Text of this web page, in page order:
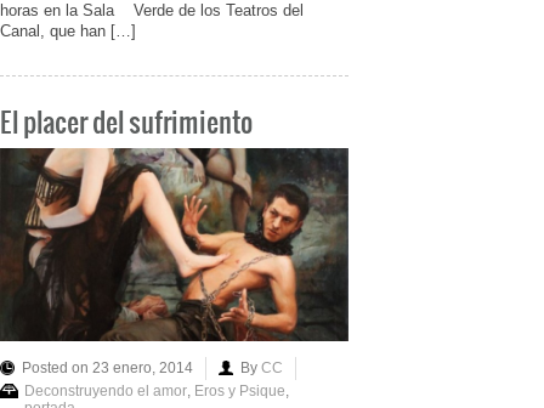
horas en la Sala Verde de los Teatros del
Canal, que han […]
El placer del sufrimiento
Posted on 23 enero, 2014 By CC
Deconstruyendo el amor, Eros y Psique,